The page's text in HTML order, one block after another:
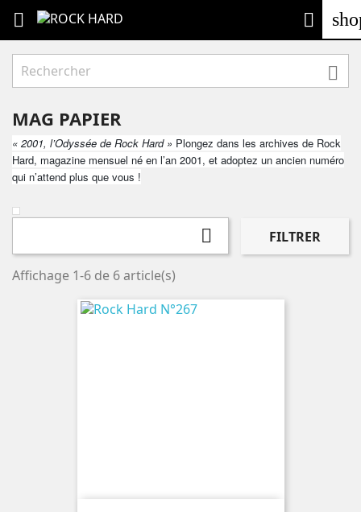
 

MAG PAPIER
« 2001, l’Odyssée de Rock Hard » Plongez dans les archives de Rock
Hard, magazine mensuel né en l’an 2001, et adoptez un ancien numéro
qui n’attend plus que vous !
 FILTRER
Affichage 1-6 de 6 article(s)